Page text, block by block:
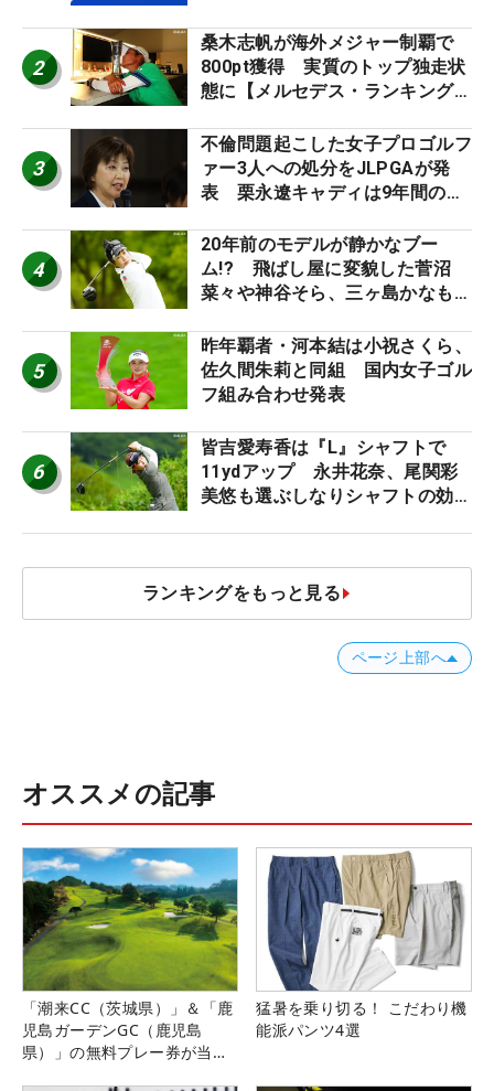
2
桑木志帆が海外メジャー制覇で
800pt獲得 実質のトップ独走状
態に【メルセデス・ランキング番
3
不倫問題起こした女子プロゴルフ
ァー3人への処分をJLPGAが発
表 栗永遼キャディは9年間の立
4
20年前のモデルが静かなブー
ム!? 飛ばし屋に変貌した菅沼
菜々や神谷そら、三ヶ島かなも使
ロたちの“飛ばしギア”】
5
昨年覇者・河本結は小祝さくら、
佐久間朱莉と同組 国内女子ゴル
フ組み合わせ発表
6
皆吉愛寿香は『L』シャフトで
11ydアップ 永井花奈、尾関彩
美悠も選ぶしなりシャフトの効果
ランキングをもっと見る
ページ上部へ
オススメの記事
「潮来CC（茨城県）」＆「鹿
児島ガーデンGC（鹿児島
県）」の無料プレー券が当た
猛暑を乗り切る！ こだわり機
能派パンツ4選